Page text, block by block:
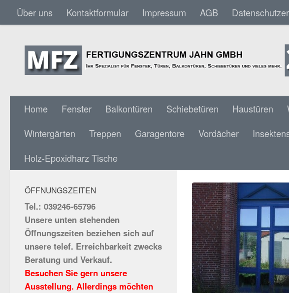
Skip to content
Über uns Kontaktformular Impressum AGB
Home Fenster Balkontüren Schiebetüren Haustüren
Wintergärten
Treppen Garagentore Vordächer
Holz-Epoxidharz Tische
SOCIAL MEDIA:
ÖFFNUNGSZEITEN
Tel.: 039246-65796
Unsere unten stehenden
Öffnungszeiten beziehen sich auf
unsere telef. Erreichbarkeit zwecks
Beratung und Verkauf.
Besuchen Sie gern unsere
Ausstellung. Allerdings möchten